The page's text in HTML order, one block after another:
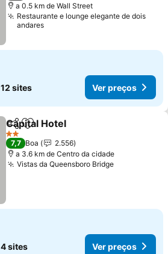
a 0.5 km de Wall Street
Restaurante e lounge elegante de dois
andares
12 sites Ver preços
PartilharAdicionar aos favoritos
Capital Hotel
2 Estrelas
7,7 Boa
2.556
a 3.6 km de Centro da cidade
Vistas da Queensboro BridgeVer preços
4 sites Ver preços